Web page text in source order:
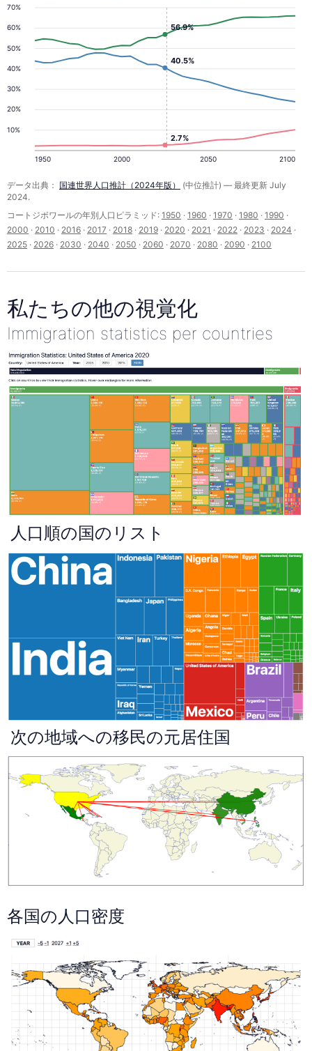
10%
20%
30%
40%
50%
60%
70%
1950 2000 2050 2100
40.5%
2.7%
56.9%
データ出典： 国連世界人口推計（2024年版）
(中位推計) — 最終更新 July
2024.
コートジボワールの年別人口ピラミッド: 1950 · 1960 · 1970 · 1980 · 1990 ·
2000 · 2010 · 2016 · 2017 · 2018 · 2019 · 2020 · 2021 · 2022 · 2023 · 2024 ·
2025 · 2026 · 2030 · 2040 · 2050 · 2060 · 2070 · 2080 · 2090 · 2100
私たちの他の視覚化
Immigration statistics per countries
人口順の国のリスト
次の地域への移民の元居住国
各国の人口密度